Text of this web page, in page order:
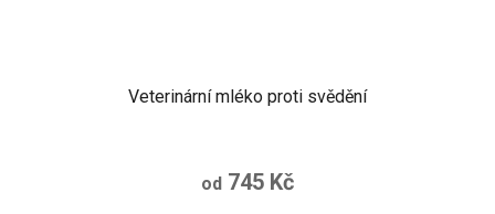
Veterinární mléko proti svědění
od 745 Kč